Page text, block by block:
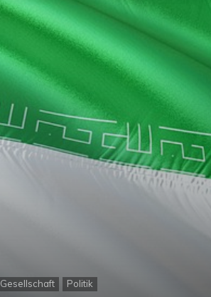
Gesellschaft Politik